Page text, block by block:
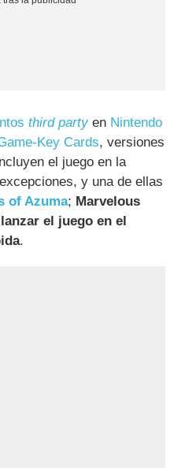
third party en Nintendo
Key Cards, versiones
el juego en la
y una de ellas
of Azuma; Marvelous
el juego en el
.